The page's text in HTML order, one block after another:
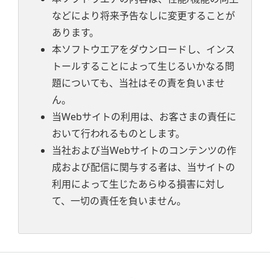
などにより将来予告なしに変更することが
あります。
本ソフトウエアをダウンロードし、インス
トールすることによって生じるいかなる問
題についても、当社はその責を負いませ
ん。
当Webサイトの利用は、お客さまの責任に
おいて行われるものとします。
当社および当Webサイトのコンテンツの作
成および配信に関与する者は、当サイトの
利用によって生じたあらゆる損害に対し
て、一切の責任を負いません。